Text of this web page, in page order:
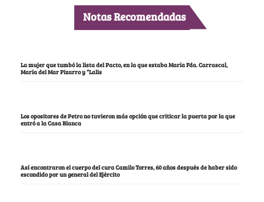
Notas Recomendadas
La mujer que tumbó la lista del Pacto, en la que estaba María Fda. Carrascal,
María del Mar Pizarro y “Lalis
Los opositores de Petro no tuvieron más opción que criticar la puerta por la que
entró a la Casa Blanca
Así encontraron el cuerpo del cura Camilo Torres, 60 años después de haber sido
escondido por un general del Ejército